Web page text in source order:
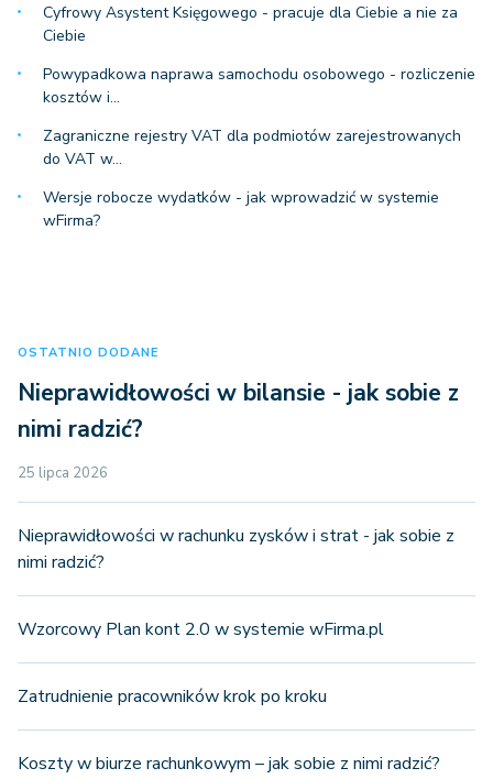
Cyfrowy Asystent Księgowego - pracuje dla Ciebie a nie za
Ciebie
Powypadkowa naprawa samochodu osobowego - rozliczenie
kosztów i…
Zagraniczne rejestry VAT dla podmiotów zarejestrowanych
do VAT w…
Wersje robocze wydatków - jak wprowadzić w systemie
wFirma?
OSTATNIO DODANE
Nieprawidłowości w bilansie - jak sobie z
nimi radzić?
25 lipca 2026
Nieprawidłowości w rachunku zysków i strat - jak sobie z
nimi radzić?
Wzorcowy Plan kont 2.0 w systemie wFirma.pl
Zatrudnienie pracowników krok po kroku
Koszty w biurze rachunkowym – jak sobie z nimi radzić?